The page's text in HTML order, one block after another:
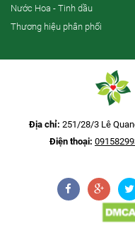
Nước Hoa - Tinh dầu
Thương hiệu phân phối
Địa chỉ: 251/28/3 Lê
Điện thoại: